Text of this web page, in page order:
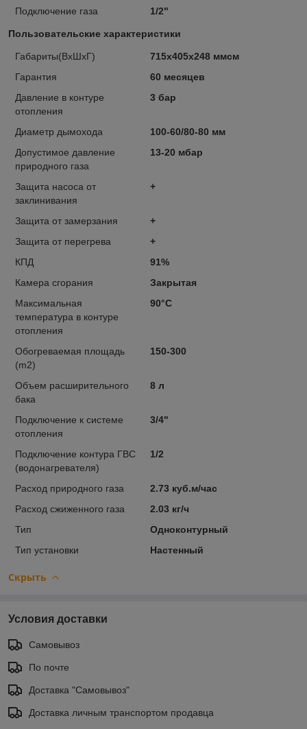
Подключение газа 1/2"
Пользовательские характеристики
Габариты(ВхШхГ)
715x405x248 ммсм
Гарантия
60 месяцев
Давление в контуре
отопления
3 бар
Диаметр дымохода
100-60/80-80 мм
Допустимое давление
природного газа
13-20 мбар
Защита насоса от
заклинивания
+
Защита от замерзания
+
Защита от перегрева
+
КПД
91%
Камера сгорания
Закрытая
Максимальная
температура в контуре
отопления
90°C
Обогреваемая площадь
(m2)
150-300
Объем расширительного
бака
8 л
Подключение к системе
отопления
3/4"
Подключение контура ГВС
(водонагревателя)
1/2
Расход природного газа
2.73 куб.м/час
Расход сжиженного газа
2.03 кг/ч
Тип
Одноконтурный
Тип установки
Настенный
Скрыть
Условия доставки
Самовывоз
По почте
Доставка "Самовывоз"
Доставка личным транспортом продавца